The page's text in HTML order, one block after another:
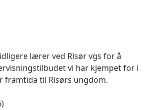
lærer ved Risør vgs for å
vi har kjempet for i
framtida til Risørs ungdom.